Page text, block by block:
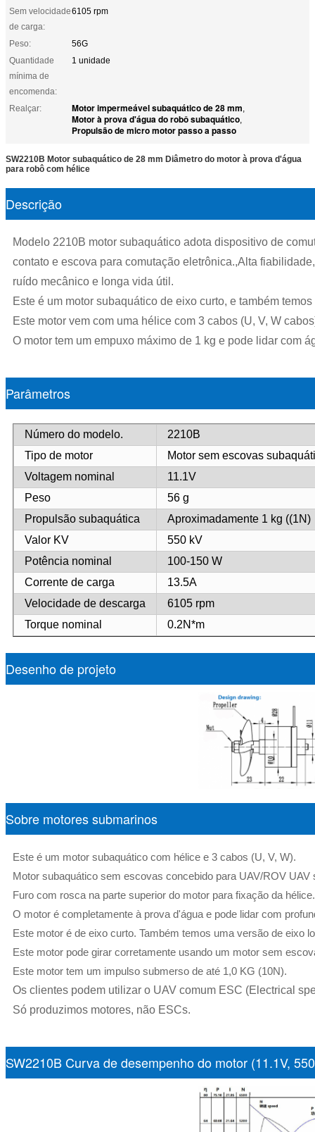
Sem velocidade
de carga:
6105 rpm
Peso:
56G
Quantidade
mínima de
encomenda:
1 unidade
Realçar: Motor impermeável subaquático de 28 mm,
Motor à prova d'água do robô subaquático,
Propulsão de micro motor passo a passo
SW2210B Motor subaquático de 28 mm Diâmetro do motor à prova d'água
para robô com hélice
Descrição
Modelo 2210B motor subaquático adota dispositivo de
contato e escova para comutação eletrônica.,Alta
ruído mecânico e longa vida útil.
Este é um motor subaquático de eixo curto, e também
Este motor vem com uma hélice com 3 cabos (U, V, W
O motor tem um empuxo máximo de 1 kg e pode lidar com
Parâmetros
Número do modelo.
2210B
Tipo de motor
Motor sem escovas
Voltagem nominal
11.1V
Peso
56 g
Propulsão subaquática
Aproximadamente 1 kg ((1N)
Valor KV
550 kV
Potência nominal
100-150 W
Corrente de carga
13.5A
Velocidade de descarga
6105 rpm
Torque nominal
0.2N*m
Desenho de projeto
Sobre motores submarinos
Este é um motor subaquático com hélice e 3 cabos (U, V, W).
Motor subaquático sem escovas concebido para UAV/ROV UAV
Furo com rosca na parte superior do motor para fixação da hélice.
O motor é completamente à prova d'água e pode lidar com
Este motor é de eixo curto. Também temos uma versão de eixo
Este motor pode girar corretamente usando um motor sem
Este motor tem um impulso submerso de até 1,0 KG (10N).
Os clientes podem utilizar o UAV comum ESC (Electrical
Só produzimos motores, não ESCs.
SW2210B Curva de desempenho do motor (11.1V,